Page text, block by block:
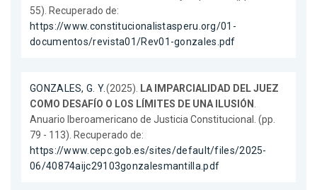
55). Recuperado de:
https://www.constitucionalistasperu.org/01-
documentos/revista01/Rev01-gonzales.pdf
GONZALES, G. Y.(2025). LA IMPARCIALIDAD DEL JUEZ
COMO DESAFÍO O LOS LÍMITES DE UNA ILUSIÓN .
Anuario Iberoamericano de Justicia Constitucional. (pp.
79 - 113). Recuperado de:
https://www.cepc.gob.es/sites/default/files/2025-
06/40874aijc29103gonzalesmantilla.pdf